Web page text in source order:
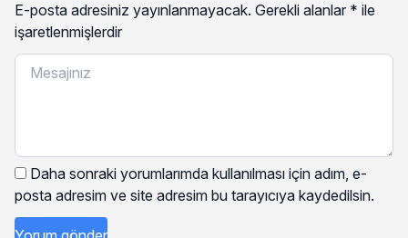
E-posta adresiniz yayınlanmayacak. Gerekli alanlar * ile
işaretlenmişlerdir
Daha sonraki yorumlarımda kullanılması için adım, e-
posta adresim ve site adresim bu tarayıcıya kaydedilsin.